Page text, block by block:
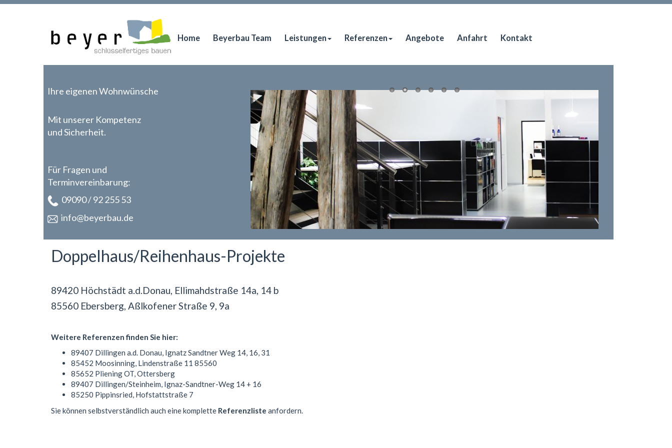
Home Beyerbau Team Leistungen Referenzen Angebote Anfahrt Kontakt
Ihre eigenen Wohnwünsche
Mit unserer Kompetenz
und Sicherheit.
Für Fragen und
Terminvereinbarung:
09090 /92 255 53
info@beyerbau.de
Doppelhaus/Reihenhaus-Projekte
89420 Höchstädt a.d.Donau, Ellimahdstraße 14a, 14 b
85560 Ebersberg, Aßlkofener Straße 9, 9a
Weitere Referenzen finden Sie hier:
89407 Dillingen a.d. Donau, Ignatz Sandtner Weg 14, 16, 31
85452 Moosinning, Lindenstraße 11 85560
85652 Pliening OT, Ottersberg
89407 Dillingen/Steinheim, Ignaz-Sandtner-Weg 14 + 16
85250 Pippinsried, Hofstattstraße 7
Sie können selbstverständlich auch eine komplette Referenzliste anfordern.